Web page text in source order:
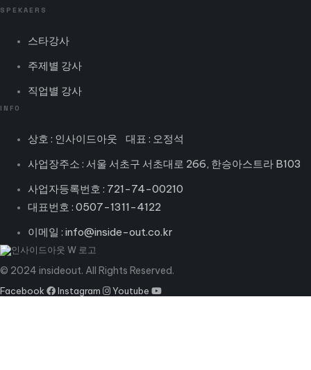
SPEKAERS
스타강사
주제별 강사
직업별 강사
INFO
상호 : 인사이드아웃 대표 : 오정석
사업장주소 : 서울 서초구 서초대로 266, 한승아스트라 B103
사업자등록번호 : 721-74-00210
대표번호 : 0507-1311-4122
이메일 : info@inside-out.co.kr
© 2024 insideout. All Rights Reserved.
Facebook Instagram Youtube